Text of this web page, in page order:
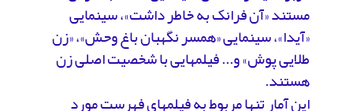
مستند «آن فرانک به خاطر داشت»، سینمایی
«آیدا»، سینمایی «همسر نگهبان باغ وحش»، «زن
طلایی پوش» و... فیلم­هایی با شخصیت اصلی زن
هستند.
این آمار تنها مربوط به فیلم­های فهرست مورد